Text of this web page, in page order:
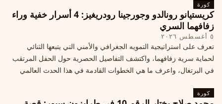
كورة
كريستيانو رونالدو وجورجينا رودريغيز: 4 أسرار خفية وراء
زفافهما السري
٥ أغسطس ٢٠٢٦
تعرف على استراتيجية التمويه الجغرافي والأمني التي يتبعها الثنائي
لحماية سرية زفافهما، واكتشف التفاصيل الحصرية حول الحفل المرتقب
في البرتغال، واعرف ما هي الخطوات القادمة في هذا الحدث العالمي
كورة